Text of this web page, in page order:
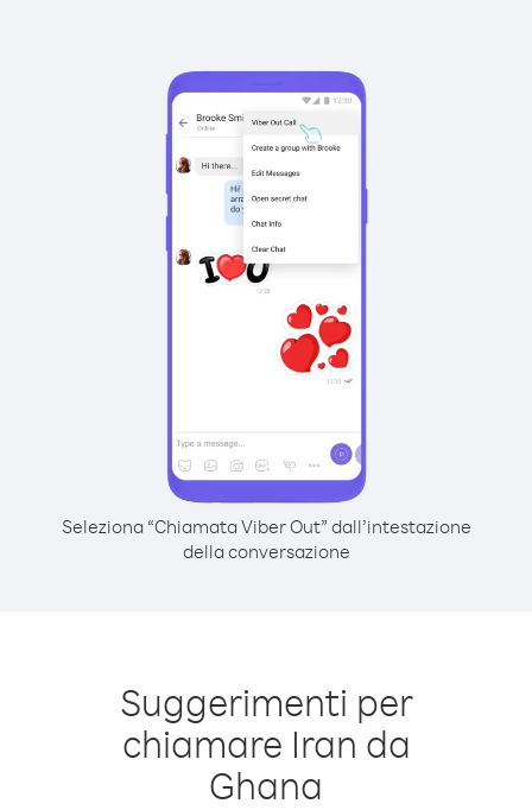
Seleziona “Chiamata Viber Out” dall’intestazione
della conversazione
Suggerimenti per
chiamare Iran da
Ghana